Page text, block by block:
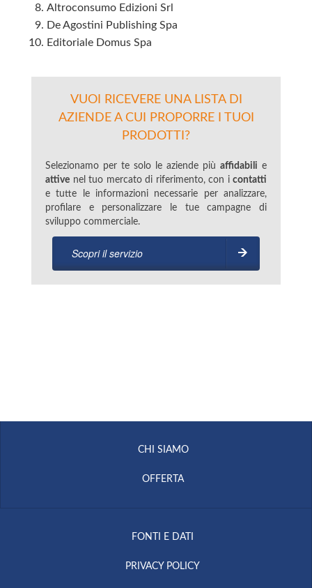
Altroconsumo Edizioni Srl
De Agostini Publishing Spa
Editoriale Domus Spa
VUOI RICEVERE UNA LISTA DI
AZIENDE A CUI PROPORRE I TUOI
PRODOTTI?
Selezionamo per te solo le aziende più affidabili e
attive nel tuo mercato di riferimento, con i contatti
e tutte le informazioni necessarie per analizzare,
profilare e personalizzare le tue campagne di
sviluppo commerciale.
Scopri il servizio
CHI SIAMO
OFFERTA
FONTI E DATI
PRIVACY POLICY